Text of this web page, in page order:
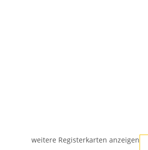
weitere Registerkarten anzeigen